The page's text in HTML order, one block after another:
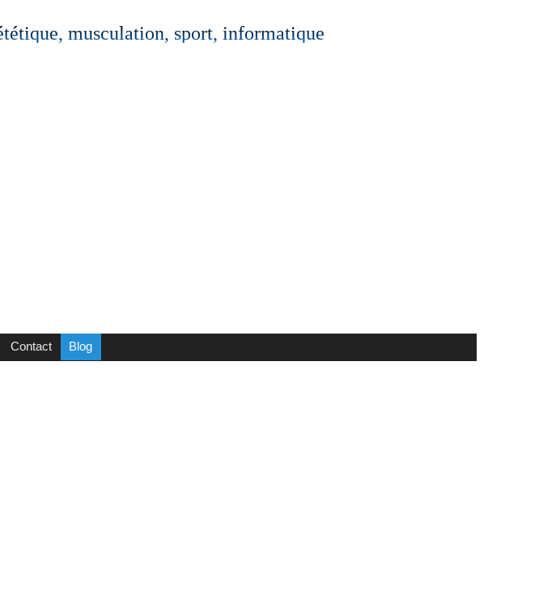
musculation, sport, informatique
Contact Blog